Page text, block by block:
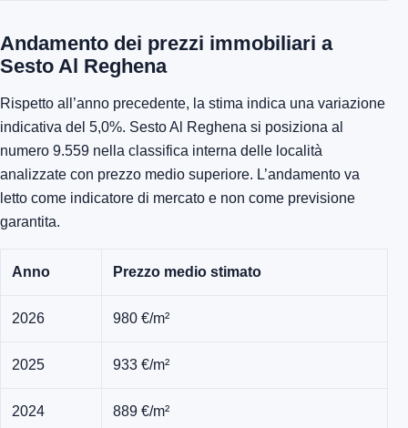
Andamento dei prezzi immobiliari a
Sesto Al Reghena
Rispetto all’anno precedente, la stima indica una variazione
indicativa del 5,0%. Sesto Al Reghena si posiziona al
numero 9.559 nella classifica interna delle località
analizzate con prezzo medio superiore. L’andamento va
letto come indicatore di mercato e non come previsione
garantita.
Anno Prezzo medio stimato
2026 980 €/m²
2025 933 €/m²
2024 889 €/m²